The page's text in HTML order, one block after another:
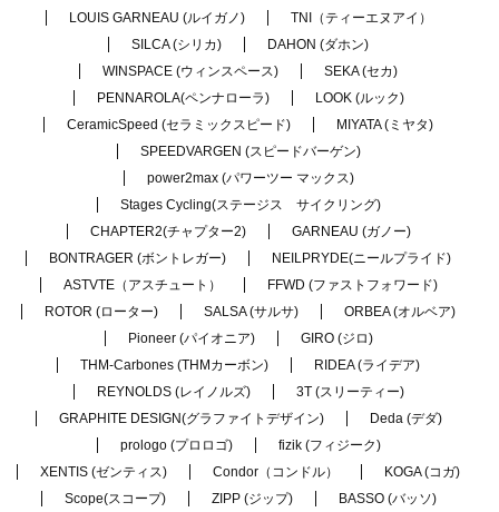
LOUIS GARNEAU (ルイガノ)
TNI（ティーエヌアイ）
SILCA (シリカ)
DAHON (ダホン)
WINSPACE (ウィンスペース)
SEKA (セカ)
PENNAROLA(ペンナローラ)
LOOK (ルック)
CeramicSpeed (セラミックスピード)
MIYATA (ミヤタ)
SPEEDVARGEN (スピードバーゲン)
power2max (パワーツー マックス)
Stages Cycling(ステージス サイクリング)
CHAPTER2(チャプター2)
GARNEAU (ガノー)
BONTRAGER (ボントレガー)
NEILPRYDE(ニールプライド)
ASTVTE（アスチュート）
FFWD (ファストフォワード)
ROTOR (ローター)
SALSA (サルサ)
ORBEA (オルベア)
Pioneer (パイオニア)
GIRO (ジロ)
THM-Carbones (THMカーボン)
RIDEA (ライデア)
REYNOLDS (レイノルズ)
3T (スリーティー)
GRAPHITE DESIGN(グラファイトデザイン)
Deda (デダ)
prologo (プロロゴ)
fizik (フィジーク)
XENTIS (ゼンティス)
Condor（コンドル）
KOGA (コガ)
Scope(スコープ)
ZIPP (ジップ)
BASSO (バッソ)